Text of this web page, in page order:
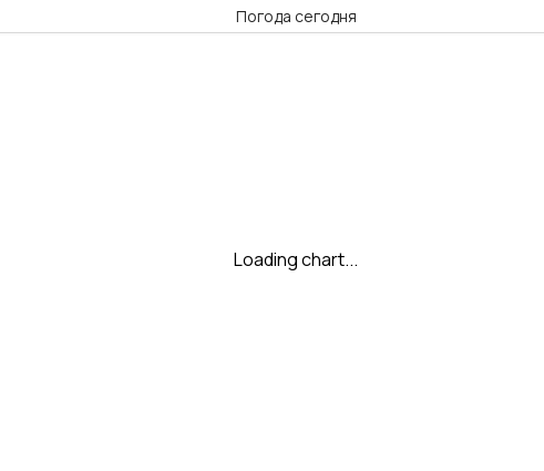
Погода сегодня
Loading chart...